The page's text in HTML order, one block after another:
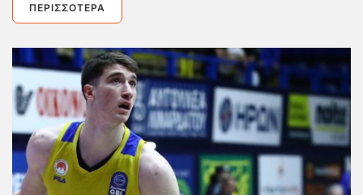
ΠΕΡΙΣΣΌΤΕΡΑ